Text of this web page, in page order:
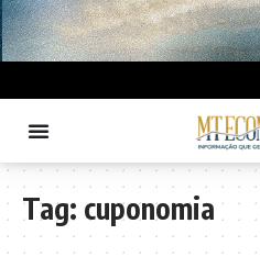
Tag: cuponomia